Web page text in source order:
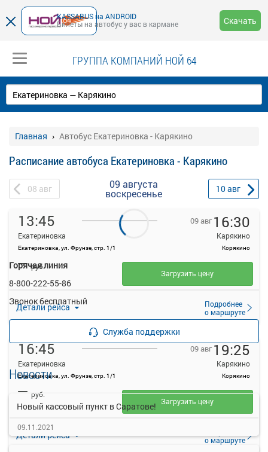
KASSABUS на ANDROID
Билеты на автобус у вас в кармане
Скачать
ГРУППА КОМПАНИЙ НОЙ 64
Главная Автобус Екатериновка - Карякино
Расписание автобуса Екатериновка - Карякино
08 авг 09 августа
воскресенье 10авг
13:45
Екатериновка
Екатериновка, ул. Фрунзе, стр. 1/1
09 авг 16:30
Карякино
Корякино
Детали рейса
Подробнее
о маршруте
— руб.
Загрузить цену
16:45
Екатериновка
Екатериновка, ул. Фрунзе, стр. 1/1
09 авг19:25
Карякино
Корякино
Детали рейса
о маршруте
— руб.
Загрузить цену
Горячая линия
8-800-222-55-86
Звонок бесплатный
Служба поддержки
Новости
Новый кассовый пункт в Саратове!
09.11.2021